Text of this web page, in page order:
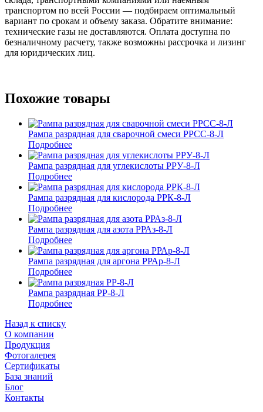
транспортом по всей России — подбираем оптимальный
вариант по срокам и объему заказа. Обратите внимание:
технические газы не доставляются. Оплата доступна по
безналичному расчету, также возможны рассрочка и лизинг
для юридических лиц.
Похожие товары
Рампа разрядная для сварочной смеси РРСС-8-Л
Подробнее
Рампа разрядная для углекислоты РРУ-8-Л
Подробнее
Рампа разрядная для кислорода РРК-8-Л
Подробнее
Рампа разрядная для азота РРАз-8-Л
Подробнее
Рампа разрядная для аргона РРАр-8-Л
Подробнее
Рампа разрядная РР-8-Л
Подробнее
Назад к списку
О компании
Продукция
Фотогалерея
Сертификаты
База знаний
Блог
Контакты